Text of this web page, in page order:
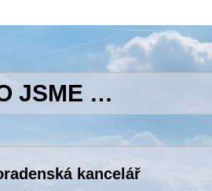
JSME …
kancelář